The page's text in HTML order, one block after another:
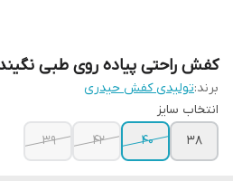
کفش راحتی پیاده روی طبی
برند:تولیدی کفش حیدری
انتخاب سایز
38
40
42
39